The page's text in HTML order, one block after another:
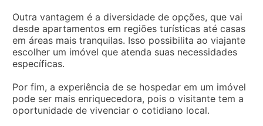
Outra vantagem é a diversidade de opções, que vai
desde apartamentos em regiões turísticas até casas
em áreas mais tranquilas. Isso possibilita ao viajante
escolher um imóvel que atenda suas necessidades
específicas.
Por fim, a experiência de se hospedar em um imóvel
pode ser mais enriquecedora, pois o visitante tem a
oportunidade de vivenciar o cotidiano local.